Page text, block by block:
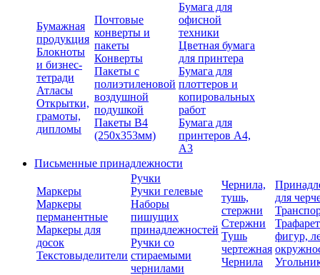
Бумажная
продукция
Блокноты
и бизнес-
тетради
Атласы
Открытки,
грамоты,
дипломы
Почтовые
конверты и
пакеты
Конверты
Пакеты с
полиэтиленовой
воздушной
подушкой
Пакеты В4
(250х353мм)
Бумага для
офисной
техники
Цветная бумага
для принтера
Бумага для
плоттеров и
копировальных
работ
Бумага для
принтеров А4,
А3
Письменные принадлежности
Маркеры
Маркеры
перманентные
Маркеры для
досок
Текстовыделители
Ручки
Ручки гелевые
Наборы
пишущих
принадлежностей
Ручки со
стираемыми
чернилами
Чернила,
тушь,
стержни
Стержни
Тушь
чертежная
Чернила
для
фигур,